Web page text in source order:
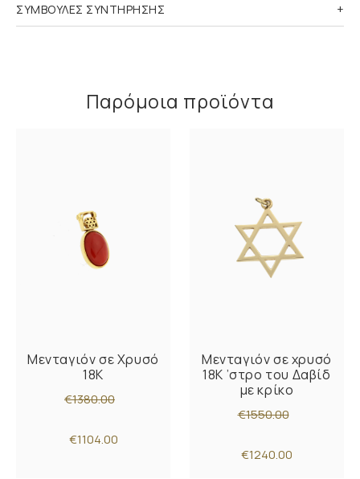
ΣΥΜΒΟΥΛΕΣ ΣΥΝΤΗΡΗΣΗΣ
Παρόμοια προϊόντα
Μενταγιόν σε Χρυσό
18K
€1380.00
€1104.00
Μενταγιόν σε χρυσό
18K ’στρο του Δαβίδ
με κρίκο
€1550.00
€1240.00